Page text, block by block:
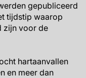
gepubliceerd
tijdstip waarop
zijn voor de
hartaanvallen
en meer dan